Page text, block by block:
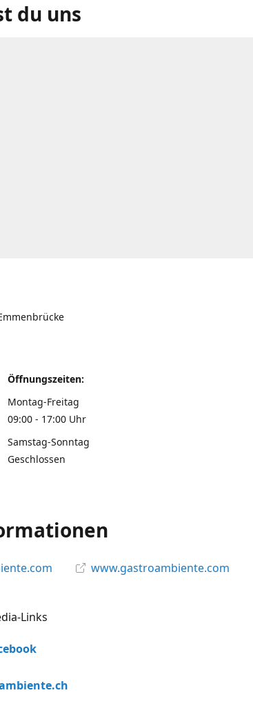
du uns
Öffnungszeiten:
Montag-Freitag
09:00 - 17:00 Uhr
Samstag-Sonntag
Geschlossen
www.gastroambiente.com
Links